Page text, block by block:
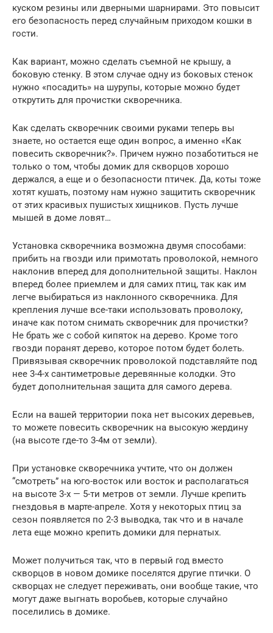
куском резины или дверными шарнирами. Это повысит
его безопасность перед случайным приходом кошки в
гости.
Как вариант, можно сделать съемной не крышу, а
боковую стенку. В этом случае одну из боковых стенок
нужно «посадить» на шурупы, которые можно будет
открутить для прочистки скворечника.
Как сделать скворечник своими руками теперь вы
знаете, но остается еще один вопрос, а именно «Как
повесить скворечник?». Причем нужно позаботиться не
только о том, чтобы домик для скворцов хорошо
держался, а еще и о безопасности птичек. Да, коты тоже
хотят кушать, поэтому нам нужно защитить скворечник
от этих красивых пушистых хищников. Пусть лучше
мышей в доме ловят…
Установка скворечника возможна двумя способами:
прибить на гвозди или примотать проволокой, немного
наклонив вперед для дополнительной защиты. Наклон
вперед более приемлем и для самих птиц, так как им
легче выбираться из наклонного скворечника. Для
крепления лучше все-таки использовать проволоку,
иначе как потом снимать скворечник для прочистки?
Не брать же с собой кипяток на дерево. Кроме того
гвозди поранят дерево, которое потом будет болеть.
Привязывая скворечник проволокой подставляйте под
нее 3-4-х сантиметровые деревянные колодки. Это
будет дополнительная защита для самого дерева.
Если на вашей территории пока нет высоких деревьев,
то можете повесить скворечник на высокую жердину
(на высоте где-то 3-4м от земли).
При установке скворечника учтите, что он должен
“смотреть” на юго-восток или восток и располагаться
на высоте 3-х — 5-ти метров от земли. Лучше крепить
гнездовья в марте-апреле. Хотя у некоторых птиц за
сезон появляется по 2-3 выводка, так что и в начале
лета еще можно крепить домики для пернатых.
Может получиться так, что в первый год вместо
скворцов в новом домике поселятся другие птички. О
скворцах не следует переживать, они вообще такие, что
могут даже выгнать воробьев, которые случайно
поселились в домике.